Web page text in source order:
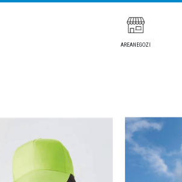
AREANEGOZI